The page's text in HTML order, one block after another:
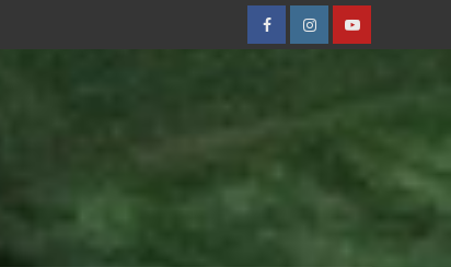
FacebobokInstagramYoutube